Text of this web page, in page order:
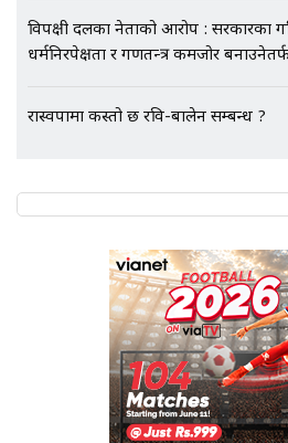
विपक्षी दलका नेताको आरोप : सरकारका
धर्मनिरपेक्षता र गणतन्त्र कमजोर
रास्वपामा कस्तो छ रवि-बालेन सम्बन्ध ?